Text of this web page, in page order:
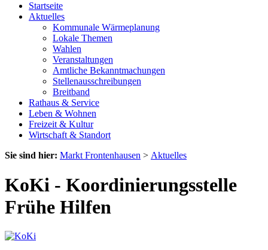
Startseite
Aktuelles
Kommunale Wärmeplanung
Lokale Themen
Wahlen
Veranstaltungen
Amtliche Bekanntmachungen
Stellenausschreibungen
Breitband
Rathaus & Service
Leben & Wohnen
Freizeit & Kultur
Wirtschaft & Standort
Sie sind hier: Markt Frontenhausen > Aktuelles
KoKi - Koordinierungsstelle
Frühe Hilfen